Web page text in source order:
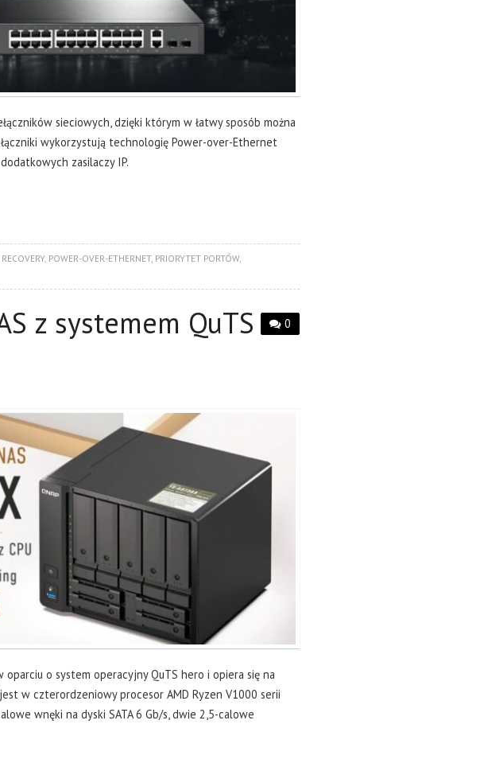
sieciowych, dzięki którym w łatwy sposób można
wykorzystują technologię Power-over-Ethernet
zasilaczy IP.
, POWER-OVER-ETHERNET, PRIORYTET PORTÓW,
0
z systemem QuTS
oparciu o system operacyjny QuTS hero i opiera się na
w czterordzeniowy procesor AMD Ryzen V1000 serii
wnęki na dyski SATA 6 Gb/s, dwie 2,5-calowe